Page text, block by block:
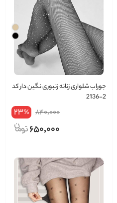
جوراب شلواری زنانه زنبوری نگین دار کد
2-2136
840,000
23%
650,000